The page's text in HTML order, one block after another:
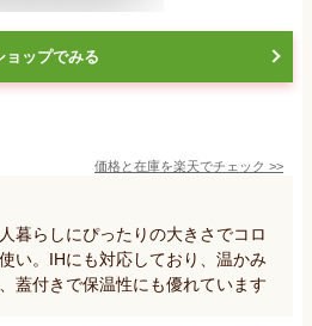
ョップでみる
価格と在庫を楽天でチェック >>
暮らしにぴったりの大きさでコロ
い。IHにも対応しており、温かみ
蓋付きで保温性にも優れています